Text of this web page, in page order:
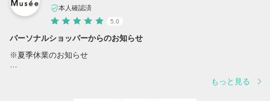
本人確認済
5.0
パーソナルショッパーからのお知らせ
※夏季休業のお知らせ
もっと見る